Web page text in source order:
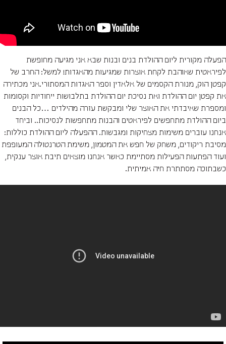
הפעלה מקורית ליום ההולדת בנים ובנות שבא אני מגיעה מחופשת
לפיראטית שאוהבת לקחת אוצרות שמגיעות מהאגדות! למשל: החרב של
קפטן הוק, מנורת הקסמים של אלאדין וספר האגדות המסתורי.אני מכתירה
את קפטן יום ההולדת ואת נסיכת יום ההולדת בתלבושות ייחודיות וקסומות
ומספרת שאיבדתי את האוצר שלי ומבקשת עזרה מהילדים …כל הבנים
ביום ההולדת מתחפשים לפיראטים והבנות מתחפשות לנסיכות.. וביחד
אנחנו עוברים משימות מצחיקות ומגבשות. ההפעלה ליום ההולדת כוללות:
מסיבת ריקודים, משחק של חפש את המטמון, משימת הטרנטולה המעופפת
ועוד הפתעות הפעילות מסתיימת כאשר אנחנו מוצאים תיבת אוצר ענקית,
כשבתוכה מסתתרת חיה אמיתית.